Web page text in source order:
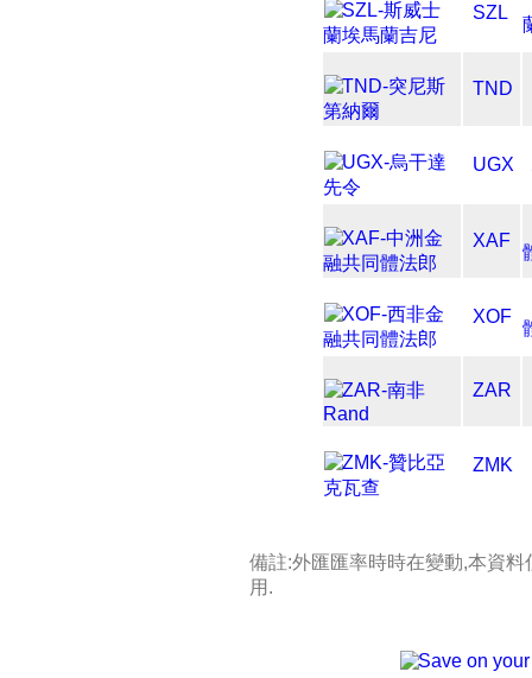
SZL
TND
UGX
XAF
XOF
ZAR
ZMK
備註:外匯匯率時時在變動,本資
用.